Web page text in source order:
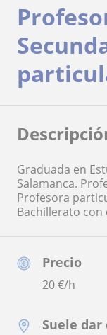
Precio
20€/h
Suele dar
Graduada en
Salamanca.
Profesora
Bachillerato con